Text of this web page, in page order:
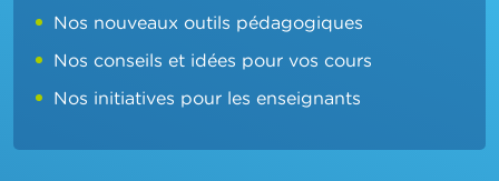
Nos nouveaux outils pédagogiques
Nos conseils et idées pour vos cours
Nos initiatives pour les enseignants